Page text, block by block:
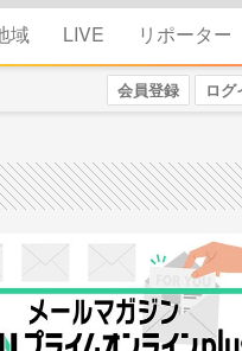
域 LIVE リポーター
会員登録 ログ